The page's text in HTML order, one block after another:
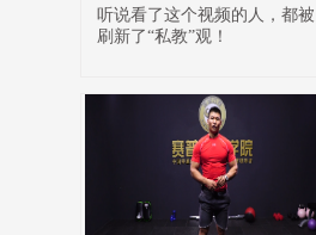
听说看了这个视频的人，都被
刷新了“私教”观！